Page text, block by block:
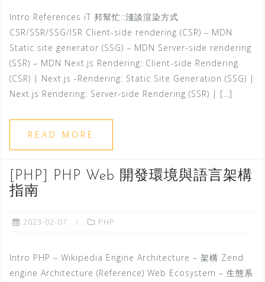
Intro References iT 邦幫忙::淺談渲染方式
CSR/SSR/SSG/ISR Client-side rendering (CSR) – MDN
Static site generator (SSG) – MDN Server-side rendering
(SSR) – MDN Next.js Rendering: Client-side Rendering
(CSR) | Next.js -Rendering: Static Site Generation (SSG) |
Next.js Rendering: Server-side Rendering (SSR) | […]
READ MORE
[PHP] PHP Web 開發環境與語言架構
指南
2023-02-07 PHP
Intro PHP – Wikipedia Engine Architecture – 架構 Zend
engine Architecture (Reference) Web Ecosystem – 生態系